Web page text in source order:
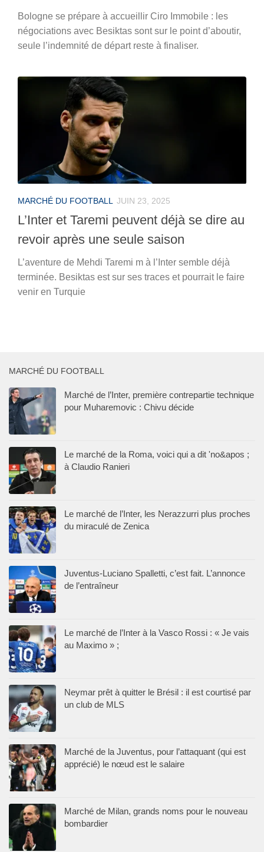
Bologne se prépare à accueillir Ciro Immobile : les
négociations avec Besiktas sont sur le point d’aboutir,
seule l’indemnité de départ reste à finaliser.
MARCHÉ DU FOOTBALL JUIN 23, 2025
L’Inter et Taremi peuvent déjà se dire au
revoir après une seule saison
L’aventure de Mehdi Taremi m à l’Inter semble déjà
terminée. Besiktas est sur ses traces et pourrait le faire
venir en Turquie
MARCHÉ DU FOOTBALL
Marché de l’Inter, première contrepartie technique
pour Muharemovic : Chivu décide
Le marché de la Roma, voici qui a dit 'no&apos ;
à Claudio Ranieri
Le marché de l’Inter, les Nerazzurri plus proches
du miraculé de Zenica
Juventus-Luciano Spalletti, c’est fait. L’annonce
de l’entraîneur
Le marché de l’Inter à la Vasco Rossi : « Je vais
au Maximo » ;
Neymar prêt à quitter le Brésil : il est courtisé par
un club de MLS
Marché de la Juventus, pour l’attaquant (qui est
apprécié) le nœud est le salaire
Marché de Milan, grands noms pour le nouveau
bombardier